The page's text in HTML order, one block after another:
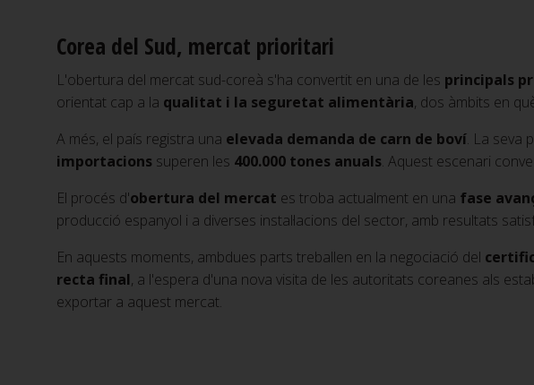
Corea del Sud, mercat prioritari
L'obertura del mercat sud-coreà s'ha convertit en una de les principals
orientat cap a la qualitat i la seguretat alimentària, dos àmbits en
A més, el país registra una elevada demanda de carn de boví. La seva
importacions superen les 400.000 tones anuals. Aquest escenari
El procés d'obertura del mercat es troba actualment en una fase
producció espanyol i a diverses instal·lacions del sector, amb resultats
En aquests moments, ambdues parts treballen en la negociació del
recta final, a l'espera d'una nova visita de les autoritats coreanes als
exportar a aquest mercat.